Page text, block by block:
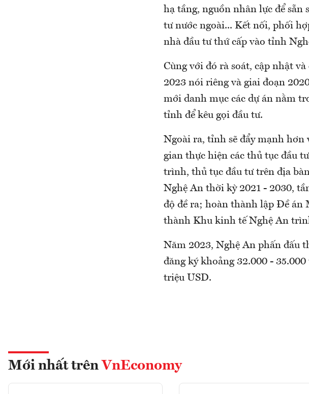
hạ tầng, nguồn nhân lực để sẵn
tư nước ngoài... Kết nối, phối
nhà đầu tư thứ cấp vào tỉnh
Cùng với đó rà soát, cập nhật
2023 nói riêng và giai đoạn
mới danh mục các dự án nằm
tỉnh để kêu gọi đầu tư.
Ngoài ra, tỉnh sẽ đẩy mạnh
gian thực hiện các thủ tục đầu
trình, thủ tục đầu tư trên địa
Nghệ An thời kỳ 2021 - 2030,
độ đề ra; hoàn thành lập Đề
thành Khu kinh tế Nghệ An
Năm 2023, Nghệ An phấn đấu
đăng ký khoảng 32.000 -
triệu USD.
Mới nhất trên VnEconomy